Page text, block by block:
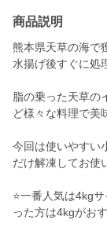
商品説明
熊本県天草の海で
水揚げ後すぐに処
脂の乗った天草の
ど様々な料理で美
今回は使いやすい
だけ解凍してお使
⭐️一番人気は4kg
った方は4kgがお